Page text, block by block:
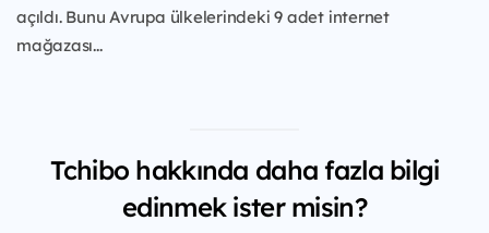
açıldı. Bunu Avrupa ülkelerindeki 9 adet internet
mağazası...
Tchibo hakkında daha fazla bilgi
edinmek ister misin?